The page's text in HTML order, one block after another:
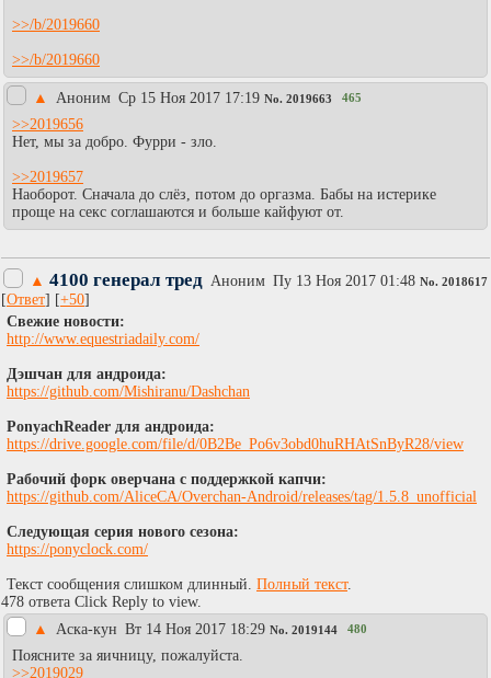
>>/b/2019660
>>/b/2019660
▲ Аноним Ср 15 Ноя 2017 17:19 No. 2019663 465
>>2019656
Нет, мы за добро. Фурри - зло.
>>2019657
Наоборот. Сначала до слёз, потом до оргазма. Бабы на истерике
проще на секс соглашаются и больше кайфуют от.
▲ 4100 генерал тред Аноним Пy 13 Ноя 2017 01:48 No. 2018617
[Ответ] [+50]
Свежие новости:
http://www.equestriadaily.com/
Дэшчан для андроида:
https://github.com/Mishiranu/Dashchan
PonyachReader для андроида:
https://drive.google.com/file/d/0B2Be_Po6v3obd0huRHAtSnByR28/view
Рабочий форк оверчана с поддержкой капчи:
https://github.com/AliceCA/Overchan-Android/releases/tag/1.5.8_unofficial
Следующая серия нового сезона:
https://ponyclock.com/
Текст сообщения слишком длинный. Полный текст.
478 ответа Click Reply to view.
▲
Аска-кун Вт 14 Ноя 2017 18:29 No. 2019144 480
Поясните за яичницу, пожалуйста.
>>2019029